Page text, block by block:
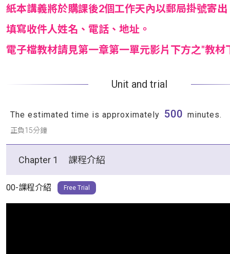
紙本講義將於購課後2個工作天內以郵局掛號寄
填寫收件人姓名、電話、地址。
電子檔教材請見第一章第一單元影片下方之"教材
Unit and trial
The estimated time is approximately 500 minutes.
正負15分鐘
Chapter 1 課程介紹
00-課程介紹 Free Trial